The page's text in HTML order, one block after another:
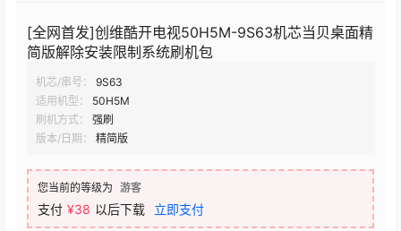
[全网首发]创维酷开电视50H5M-9S63机芯当贝桌面精
简版解除安装限制系统刷机包
机芯/串号：
9S63
适用机型：
50H5M
刷机方式：
强刷
版本/日期：
精简版
您当前的等级为 游客
支付 ¥38 以后下载 立即支付